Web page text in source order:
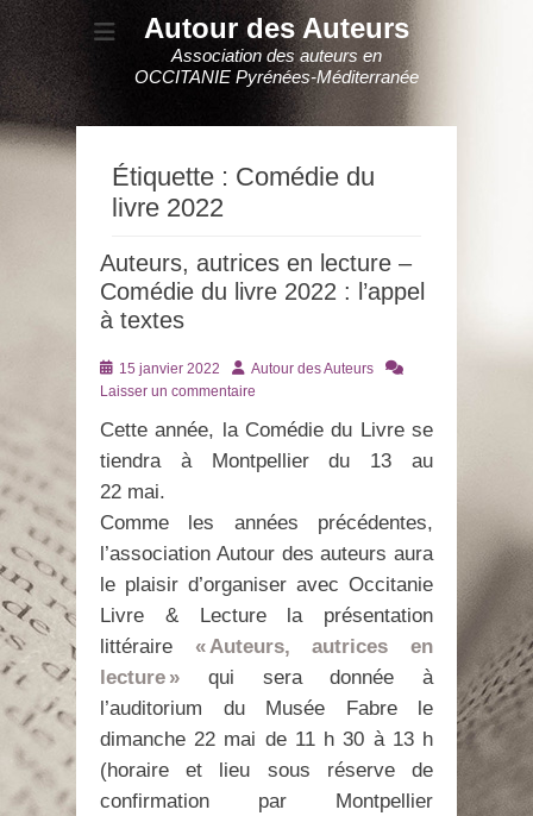
Autour des Auteurs
Association des auteurs en
OCCITANIE Pyrénées-Méditerranée
Étiquette : Comédie du
livre 2022
Auteurs, autrices en lecture –
Comédie du livre 2022 : l’appel
à textes
Posté
le
15 janvier 2022 AuteurAutour des Auteurs
Laisser un commentaire
Cette année, la Comédie du Livre se
tiendra à Montpellier du 13 au
22 mai.
Comme les années précédentes,
l’association Autour des auteurs aura
le plaisir d’organiser avec Occitanie
Livre & Lecture la présentation
littéraire « Auteurs, autrices en
lecture » qui sera donnée à
l’auditorium du Musée Fabre le
dimanche 22 mai de 11 h 30 à 13 h
(horaire et lieu sous réserve de
confirmation par Montpellier